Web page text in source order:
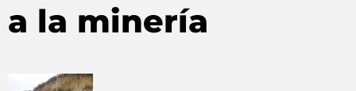
a la minería